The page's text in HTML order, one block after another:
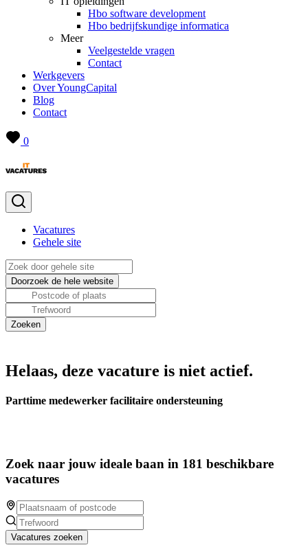
Hbo software development
Hbo bedrijfskundige informatica
Meer
Veelgestelde vragen
Contact
Werkgevers
Over YoungCapital
Blog
Contact
0
Vacatures
Gehele site
Helaas, deze vacature is niet actief.
Parttime medewerker facilitaire ondersteuning
Zoek naar jouw ideale baan in 181 beschikbare
vacatures
Vacatures zoeken